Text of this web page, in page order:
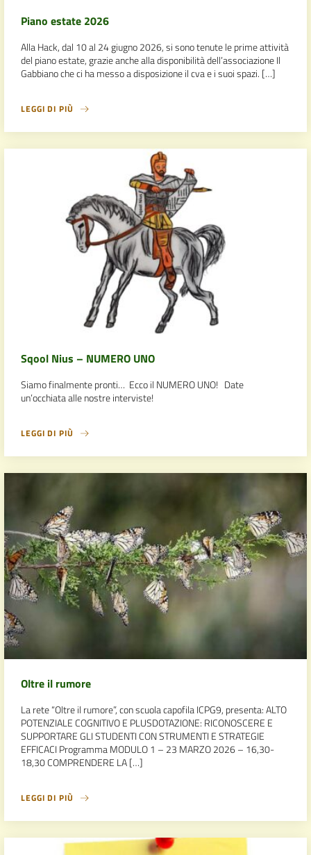
Piano estate 2026
Alla Hack, dal 10 al 24 giugno 2026, si sono tenute le prime attività
del piano estate, grazie anche alla disponibilità dell’associazione Il
Gabbiano che ci ha messo a disposizione il cva e i suoi spazi. […]
LEGGI DI PIÙ
Sqool Nius – NUMERO UNO
Siamo finalmente pronti… Ecco il NUMERO UNO! Date
un’occhiata alle nostre interviste!
LEGGI DI PIÙ
Oltre il rumore
La rete “Oltre il rumore”, con scuola capofila ICPG9, presenta: ALTO
POTENZIALE COGNITIVO E PLUSDOTAZIONE: RICONOSCERE E
SUPPORTARE GLI STUDENTI CON STRUMENTI E STRATEGIE
EFFICACI Programma MODULO 1 – 23 MARZO 2026 – 16,30-
18,30 COMPRENDERE LA […]
LEGGI DI PIÙ